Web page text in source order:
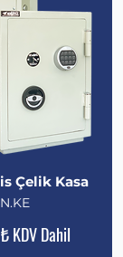
Çelik Kasa
KDV Dahil